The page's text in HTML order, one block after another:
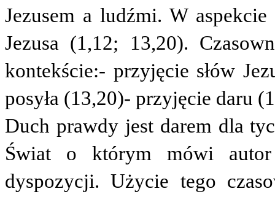
Jezusem a ludźmi. W
Jezusa (1,12; 13,20).
kontekście:- przyjęcie słów
posyła (13,20)- przyjęcie daru
Duch prawdy jest darem dla
Świat o którym mówi
dyspozycji. Użycie tego